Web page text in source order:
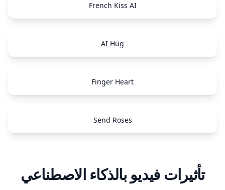
French Kiss AI
AI Hug
Finger Heart
Send Roses
تأثيرات فيديو بالذكاء الاصطناعي